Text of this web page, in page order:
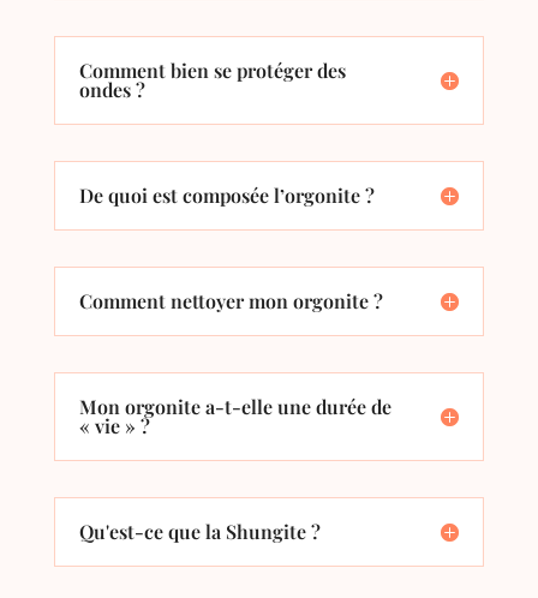
Comment bien se protéger des
ondes ?
De quoi est composée l’orgonite ?
Comment nettoyer mon orgonite ?
Mon orgonite a-t-elle une durée de
« vie » ?
Qu'est-ce que la Shungite ?